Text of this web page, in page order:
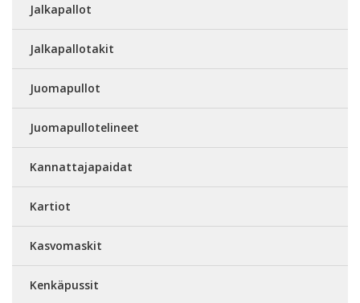
Jalkapallot
Jalkapallotakit
Juomapullot
Juomapullotelineet
Kannattajapaidat
Kartiot
Kasvomaskit
Kenkäpussit